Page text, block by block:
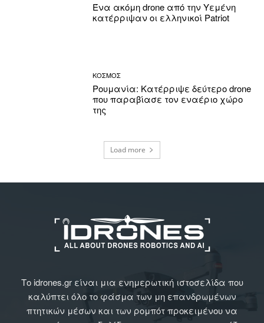
Ένα ακόμη drone από την Υεμένη
κατέρριψαν οι ελληνικοί Patriot
ΚΟΣΜΟΣ
Ρουμανία: Κατέρριψε δεύτερο drone
που παραβίασε τον εναέριο χώρο
της
Load more
Το idrones.gr είναι μια ενημερωτική ιστοσελίδα που
καλύπτει όλο το φάσμα των μη επανδρωμένων
πτητικών μέσων και των ρομπότ προκειμένου να